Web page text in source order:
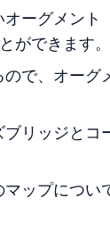
ーグメント
ができます。
で、オー
リッジと
ップについ